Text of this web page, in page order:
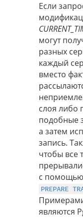
Если
могут
разных
каждый
вместо
слоя либо
подобные
а затем
запись.
чтобы все
с помощью
PREPARE
являются